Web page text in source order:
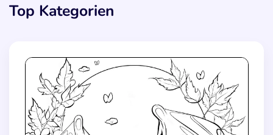
Top Kategorien